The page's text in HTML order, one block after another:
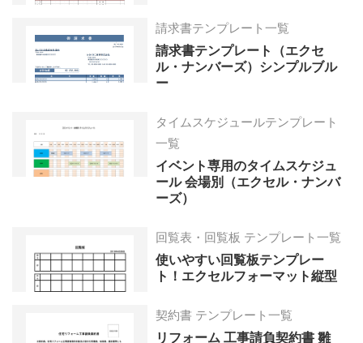
請求書テンプレート一覧
請求書テンプレート（エクセ
ル・ナンバーズ）シンプルブル
ー
タイムスケジュールテンプレート
一覧
イベント専用のタイムスケジュ
ール 会場別（エクセル・ナンバ
ーズ）
回覧表・回覧板 テンプレート一覧
使いやすい回覧板テンプレー
ト！エクセルフォーマット縦型
契約書 テンプレート一覧
リフォーム 工事請負契約書 雛